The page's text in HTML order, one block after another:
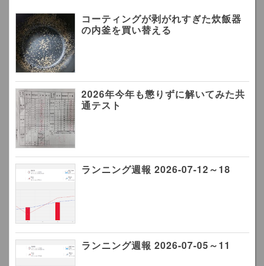
コーティングが剥がれすぎた炊飯器
の内釜を買い替える
2026年今年も懲りずに解いてみた共
通テスト
ランニング週報 2026-07-12～18
ランニング週報 2026-07-05～11